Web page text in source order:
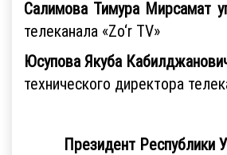
Салимова Тимура Мирсамат
телеканала «Zo‘r TV»
Юсупова Якуба
технического директора
Президент Республики